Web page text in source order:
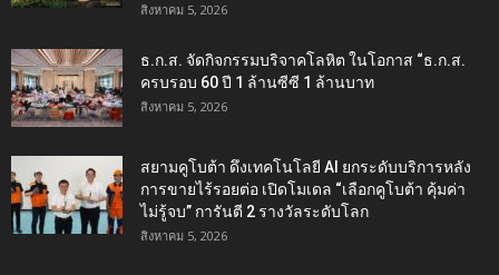
สิงหาคม 5, 2026
ธ.ก.ส. จัดกิจกรรมบริจาคโลหิต ในโอกาส “ธ.ก.ส.
ครบรอบ 60 ปี 1 ล้านซีซี 1 ล้านบาท
สิงหาคม 5, 2026
สยามคูโบต้า ดึงเทคโนโลยี AI ยกระดับบริการหลัง
การขายไร้รอยต่อ เปิดโมเดล “เลือกคูโบต้า คุ้มค่า
ไม่รู้จบ” การันตี 2 รางวัลระดับโลก
สิงหาคม 5, 2026